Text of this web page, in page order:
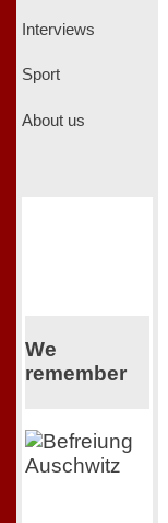
Interviews
Sport
About us
We
remember